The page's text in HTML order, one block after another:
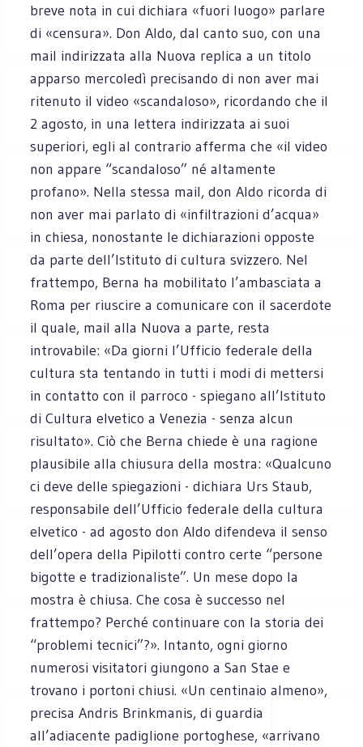
breve nota in cui dichiara «fuori luogo» parlare
di «censura». Don Aldo, dal canto suo, con una
mail indirizzata alla Nuova replica a un titolo
apparso mercoledì precisando di non aver mai
ritenuto il video «scandaloso», ricordando che il
2 agosto, in una lettera indirizzata ai suoi
superiori, egli al contrario afferma che «il video
non appare “scandaloso” né altamente
profano». Nella stessa mail, don Aldo ricorda di
non aver mai parlato di «infiltrazioni d’acqua»
in chiesa, nonostante le dichiarazioni opposte
da parte dell’Istituto di cultura svizzero. Nel
frattempo, Berna ha mobilitato l’ambasciata a
Roma per riuscire a comunicare con il sacerdote
il quale, mail alla Nuova a parte, resta
introvabile: «Da giorni l’Ufficio federale della
cultura sta tentando in tutti i modi di mettersi
in contatto con il parroco - spiegano all’Istituto
di Cultura elvetico a Venezia - senza alcun
risultato». Ciò che Berna chiede è una ragione
plausibile alla chiusura della mostra: «Qualcuno
ci deve delle spiegazioni - dichiara Urs Staub,
responsabile dell’Ufficio federale della cultura
elvetico - ad agosto don Aldo difendeva il senso
dell’opera della Pipilotti contro certe “persone
bigotte e tradizionaliste”. Un mese dopo la
mostra è chiusa. Che cosa è successo nel
frattempo? Perché continuare con la storia dei
“problemi tecnici”?». Intanto, ogni giorno
numerosi visitatori giungono a San Stae e
trovano i portoni chiusi. «Un centinaio almeno»,
precisa Andris Brinkmanis, di guardia
all’adiacente padiglione portoghese, «arrivano